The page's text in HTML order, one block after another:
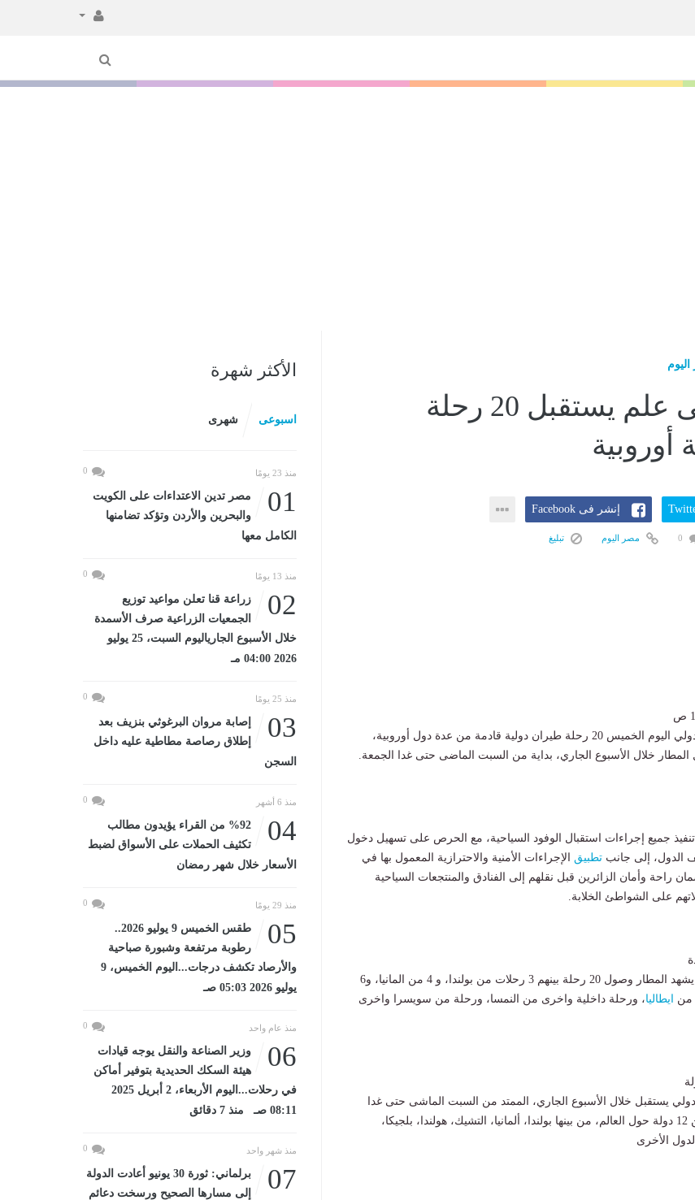
مطار مرسى علم يستقبل 20 رحلة
أوروبية
إنشر فى Facebook
مصر اليوم تبليغ
يستقبل مطار مرسى علم الدولي اليوم الخميس 20 رحلة طيران دولية قادمة من عدة دول أوروبية،
جميع إجراءات استقبال الوفود السياحية، مع الحرص على تسهيل دخول
الدول، إلى جانب تطبيق الإجراءات الأمنية والاحترازية المعمول بها في
راحة وأمان الزائرين قبل نقلهم إلى الفنادق والمنتجعات السياحية
على الشواطئ الخلابة.
ووفقاً لجداول التشغيل اليوم يشهد المطار وصول 20 رحلة بينهم 3 رحلات من بولندا، و 4 من المانيا، و6
ايطاليا، ورحلة داخلية واخرى من النمسا، ورحلة من سويسرا واخرى
يستقبل خلال الأسبوع الجاري، الممتد من السبت الماشى حتى غدا
الجمعة، 160 رحلة طيران من 12 دولة حول العالم، من بينها بولندا، ألمانيا، التشيك، هولندا، بلجيكا،
الأخرى
الأكثر شهرة
اسبوعى شهرى
منذ 23 يومًا 0
01
مصر تدين الاعتداءات على الكويت
والبحرين والأردن وتؤكد تضامنها
الكامل معها
منذ 13 يومًا 0
02
زراعة قنا تعلن مواعيد توزيع
الجمعيات الزراعية صرف الأسمدة
خلال الأسبوع الجارياليوم السبت، 25 يوليو
2026 04:00 مـ
منذ 25 يومًا 0
03
إصابة مروان البرغوثي بنزيف بعد
إطلاق رصاصة مطاطية عليه داخل
السجن
منذ 6 أشهر 0
04
%92 من القراء يؤيدون مطالب
تكثيف الحملات على الأسواق لضبط
الأسعار خلال شهر رمضان
منذ 29 يومًا 0
05
طقس الخميس 9 يوليو 2026..
رطوبة مرتفعة وشبورة صباحية
والأرصاد تكشف درجات...اليوم الخميس، 9
يوليو 2026 05:03 صـ
منذ عام واحد 0
06
وزير الصناعة والنقل يوجه قيادات
هيئة السكك الحديدية بتوفير أماكن
في رحلات...اليوم الأربعاء، 2 أبريل 2025
08:11 صـ منذ 7 دقائق
منذ شهر واحد 0
07
برلماني: ثورة 30 يونيو أعادت الدولة
إلى مسارها الصحيح ورسخت دعائم